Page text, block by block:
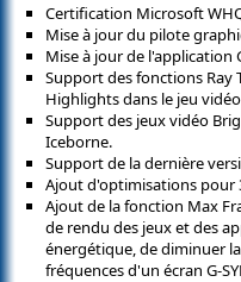
Certification Microsoft
Mise à jour du pilote
Mise à jour de l'application
Support des fonctions Ray
Highlights dans le jeu
Support des jeux vidéo
Iceborne.
Support de la dernière
Ajout d'optimisations pour
Ajout de la fonction Max
de rendu des jeux et des
énergétique, de diminuer
fréquences d'un écran G-